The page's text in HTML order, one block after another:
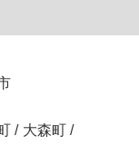
/ 大森町 /